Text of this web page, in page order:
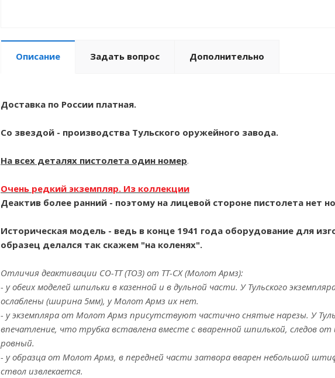
Описание Задать вопрос Дополнительно
Доставка по России платная.
Со звездой - производства Тульского оружейного завода.
На всех деталях пистолета один номер.
Очень редкий экземпляр. Из коллекции
Деактив более ранний - поэтому на лицевой стороне пистолета нет
Историческая модель - ведь в конце 1941 года оборудование для
образец делался так скажем "на коленях".
Отличия деактивации СО-ТТ (ТОЗ) от ТТ-СХ (Молот Армз):
- уобеихмоделей шпильки в казенной и в дульной части. У Тульского
ослаблены (ширина 5мм), у Молот Армз их нет.
- у экземпляра от Молот Армз присутствуют частично снятые нарезы. У
впечатление, что трубка вставлена вместе с вваренной шпилькой, следов
ровный.
- у образца от Молот Армз, в передней части затвора вварен небольшой
ствол извлекается.